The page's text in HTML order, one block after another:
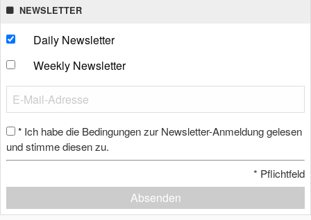
NEWSLETTER
Daily Newsletter
Weekly Newsletter
* Ich habe die Bedingungen zur Newsletter-Anmeldung gelesen
und stimme diesen zu.
* Pflichtfeld
Absenden